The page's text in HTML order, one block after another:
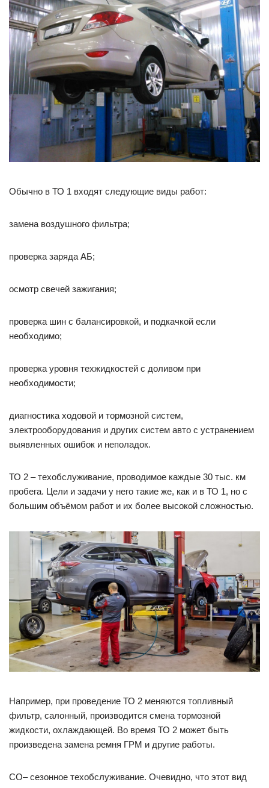
Обычно в ТО 1 входят следующие виды работ:
замена воздушного фильтра;
проверка заряда АБ;
осмотр свечей зажигания;
проверка шин с балансировкой, и подкачкой если
необходимо;
проверка уровня техжидкостей с доливом при
необходимости;
диагностика ходовой и тормозной систем,
электрооборудования и других систем авто с устранением
выявленных ошибок и неполадок.
ТО 2 – техобслуживание, проводимое каждые 30 тыс. км
пробега. Цели и задачи у него такие же, как и в ТО 1, но с
большим объёмом работ и их более высокой сложностью.
Например, при проведение ТО 2 меняются топливный
фильтр, салонный, производится смена тормозной
жидкости, охлаждающей. Во время ТО 2 может быть
произведена замена ремня ГРМ и другие работы.
СО– сезонное техобслуживание. Очевидно, что этот вид